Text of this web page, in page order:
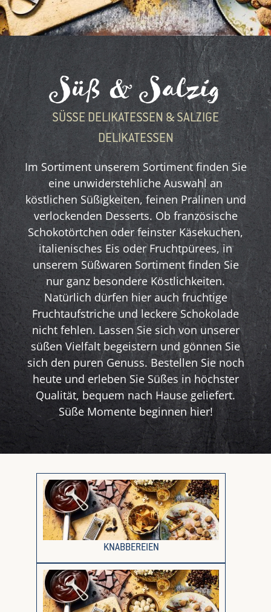
Süß & Salzig
SÜSSE DELIKATESSEN & SALZIGE D
ELIKATESSEN
Im Sortiment unserem Sortiment finden Sie
eine unwiderstehliche Auswahl an
köstlichen Süßigkeiten, feinen Pralinen und
verlockenden Desserts. Ob französische
Schokotörtchen oder feinster Käsekuchen,
italienisches Eis oder Fruchtpürees, in
unserem Süßwaren Sortiment finden Sie
nur ganz besondere Köstlichkeiten.
Natürlich dürfen hier auch fruchtige
Fruchtaufstriche und leckere Schokolade
nicht fehlen. Lassen Sie sich von unserer
süßen Vielfalt begeistern und gönnen Sie
sich den puren Genuss. Bestellen Sie noch
heute und erleben Sie Süßes in höchster
Qualität, bequem nach Hause geliefert.
Süße Momente beginnen hier!
KNABBEREIEN